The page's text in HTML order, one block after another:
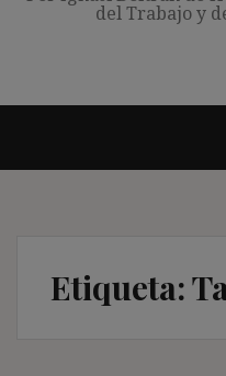
del Trabajo y
Etiqueta: